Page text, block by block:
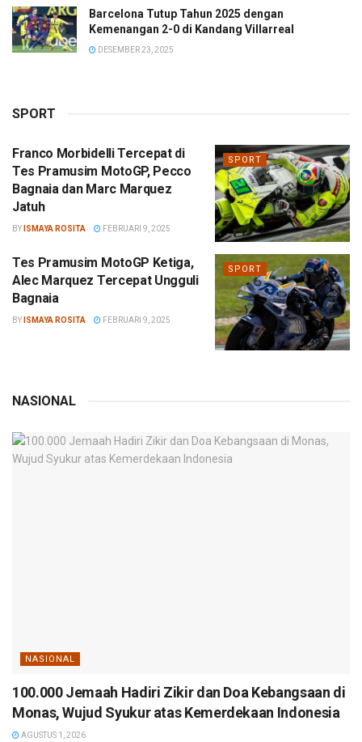
Barcelona Tutup Tahun 2025 dengan
Kemenangan 2-0 di Kandang Villarreal
DESEMBER 23, 2025
SPORT
SPORT
Franco Morbidelli Tercepat di
Tes Pramusim MotoGP, Pecco
Bagnaia dan Marc Marquez
Jatuh
BY ISMAYA ROSITA FEBRUARI 9, 2025
SPORT
Tes Pramusim MotoGP Ketiga,
Alec Marquez Tercepat Ungguli
Bagnaia
BY ISMAYA ROSITA FEBRUARI 9, 2025
NASIONAL
NASIONAL
100.000 Jemaah Hadiri Zikir dan Doa Kebangsaan di
Monas, Wujud Syukur atas Kemerdekaan Indonesia
AGUSTUS 1, 2026